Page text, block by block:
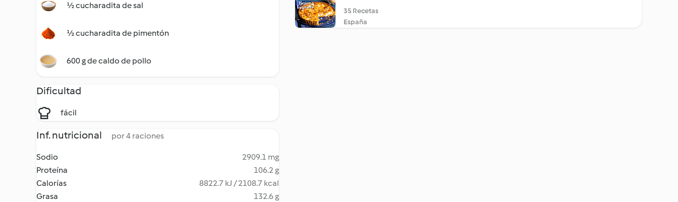
½ cucharadita de sal
½ cucharadita de pimentón
600 g de caldo de pollo
Dificultad
fácil
Inf. nutricional por 4 raciones
Sodio
2909.1 mg
Proteína
106.2 g
Calorías
8822.7 kJ / 2108.7 kcal
Grasa
132.6 g
35 Recetas
España